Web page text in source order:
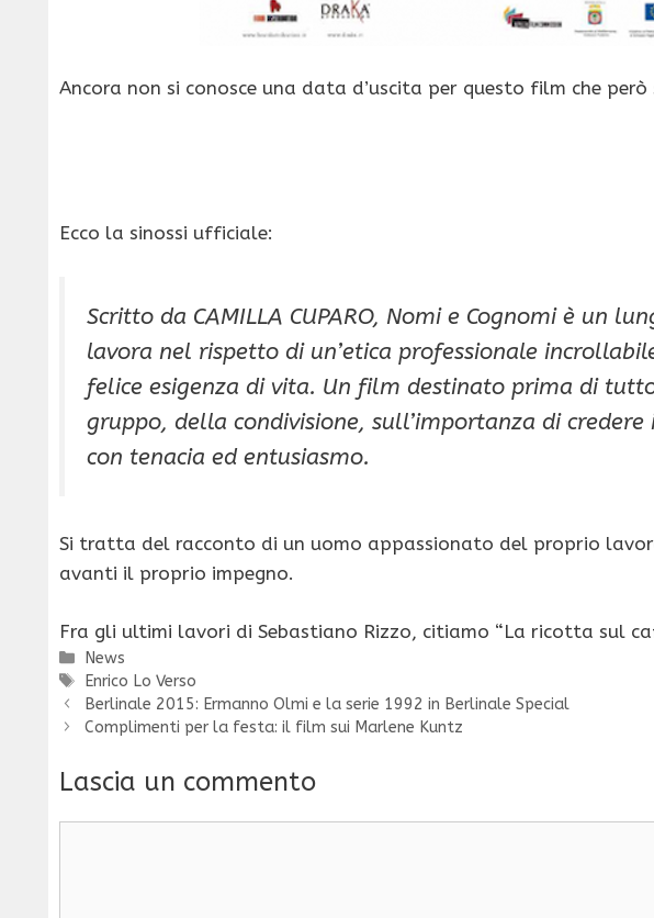
Ancora non si conosce una data d’uscita per questo film che
Ecco la sinossi ufficiale:
Scritto da CAMILLA CUPARO, Nomi e Cognomi è un
lavora nel rispetto di un’etica professionale
felice esigenza di vita. Un film destinato prima di
gruppo, della condivisione, sull’importanza di
con tenacia ed entusiasmo.
Si tratta del racconto di un uomo appassionato del proprio
avanti il proprio impegno.
Fra gli ultimi lavori di Sebastiano Rizzo, citiamo “La ricotta sul
Categorie
News
Tag
Enrico Lo Verso
Berlinale 2015: Ermanno Olmi e la serie 1992 in Berlinale Special
Complimenti per la festa: il film sui Marlene Kuntz
Lascia un commento